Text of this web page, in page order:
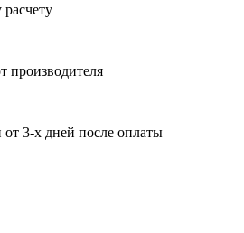
производителя
от 3-х дней после оплаты